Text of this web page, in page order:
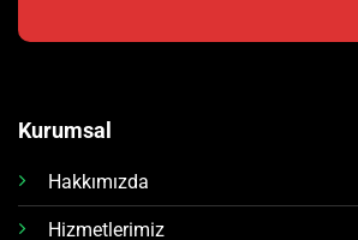
Kurumsal
Hakkımızda
Hizmetlerimiz